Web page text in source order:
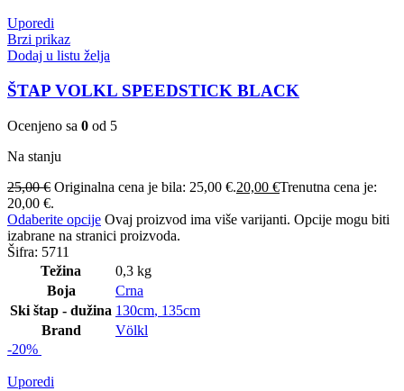
Uporedi
Brzi prikaz
Dodaj u listu želja
ŠTAP VOLKL SPEEDSTICK BLACK
Ocenjeno sa 0 od 5
Na stanju
25,00€ Originalna cena je bila: 25,00 €.20,00 €Trenutna cena je:
20,00 €.
Odaberite opcije Ovaj proizvod ima više varijanti. Opcije mogu biti
izabrane na stranici proizvoda.
Šifra: 5711
Težina
0,3 kg
Boja
Crna
Ski štap - dužina 130cm, 135cm
Brand
Völkl
-20%
Uporedi